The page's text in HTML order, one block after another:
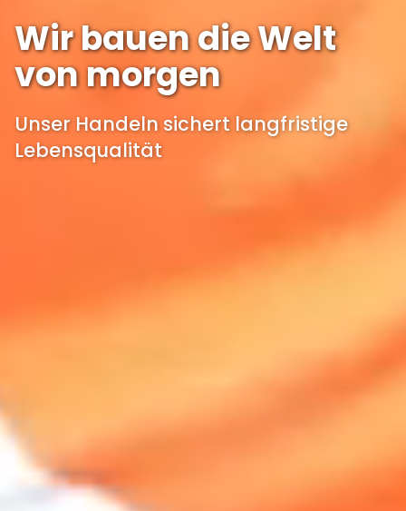
Wir bauen die Welt
von morgen
Unser Handeln sichert langfristige
Lebensqualität